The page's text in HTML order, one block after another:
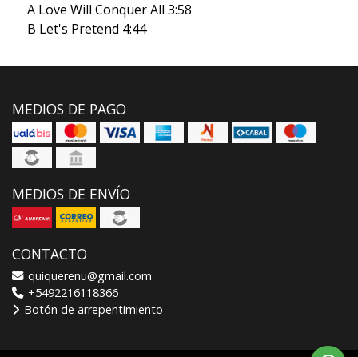
A Love Will Conquer All 3:58
B Let's Pretend 4:44
MEDIOS DE PAGO
MEDIOS DE ENVÍO
CONTACTO
quiquerenu@gmail.com
+5492216118366
Botón de arrepentimiento